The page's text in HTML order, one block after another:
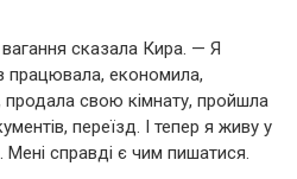
вагання сказала Кира. — Я
працювала, економила,
продала свою кімнату, пройшла
переїзд. І тепер я живу у
Мені справді є чим пишатися.